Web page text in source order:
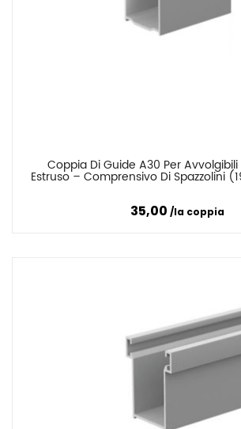
Coppia Di Guide A30 Per
Estruso – Comprensivo Di Spazzolini
35,00 la coppia
Confronta